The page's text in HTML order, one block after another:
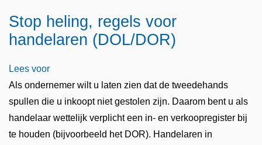
Stop heling, regels voor
handelaren (DOL/DOR)
Lees voor
Als ondernemer wilt u laten zien dat de tweedehands
spullen die u inkoopt niet gestolen zijn. Daarom bent u als
handelaar wettelijk verplicht een in- en verkoopregister bij
te houden (bijvoorbeeld het DOR). Handelaren in